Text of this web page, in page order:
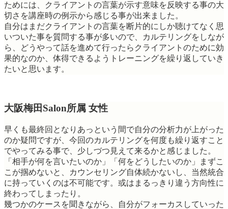
ためには、クライアントの言葉が示す意味を反映する事の大
切さを講座時の例示から感じる事が出来ました。
自分はまだクライアントの言葉を断片的にしか聴けてなく思
いついた事を質問する事が多いので、カルテリングをしなが
ら、どうやって話を進めて行ったらクライアントのために効
果的なのか、体得できるようトレーニングを繰り返していき
たいと思います。
大阪梅田Salon所属 女性
早くも最終回となりあっという間で自分の分析力が上がった
のか疑問ですが、今回のカルテリングを何度も繰り返すこと
でやってみる事で、少しづつ見えて来るかと感じました。
「相手が何を言いたいのか」「何をどうしたいのか」まずこ
こが掴めないと、カウンセリング自体続かないし、当然統合
に持っていくのは不可能です。或はまるっきり違う方向性に
終わってしまったり。
幾つかのケースを聞きながら、自分がフォーカスしていった